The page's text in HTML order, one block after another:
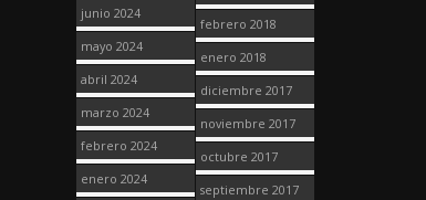
junio 2024
mayo 2024
abril 2024
marzo 2024
febrero 2024
enero 2024
febrero 2018
enero 2018
diciembre 2017
noviembre 2017
octubre 2017
septiembre 2017